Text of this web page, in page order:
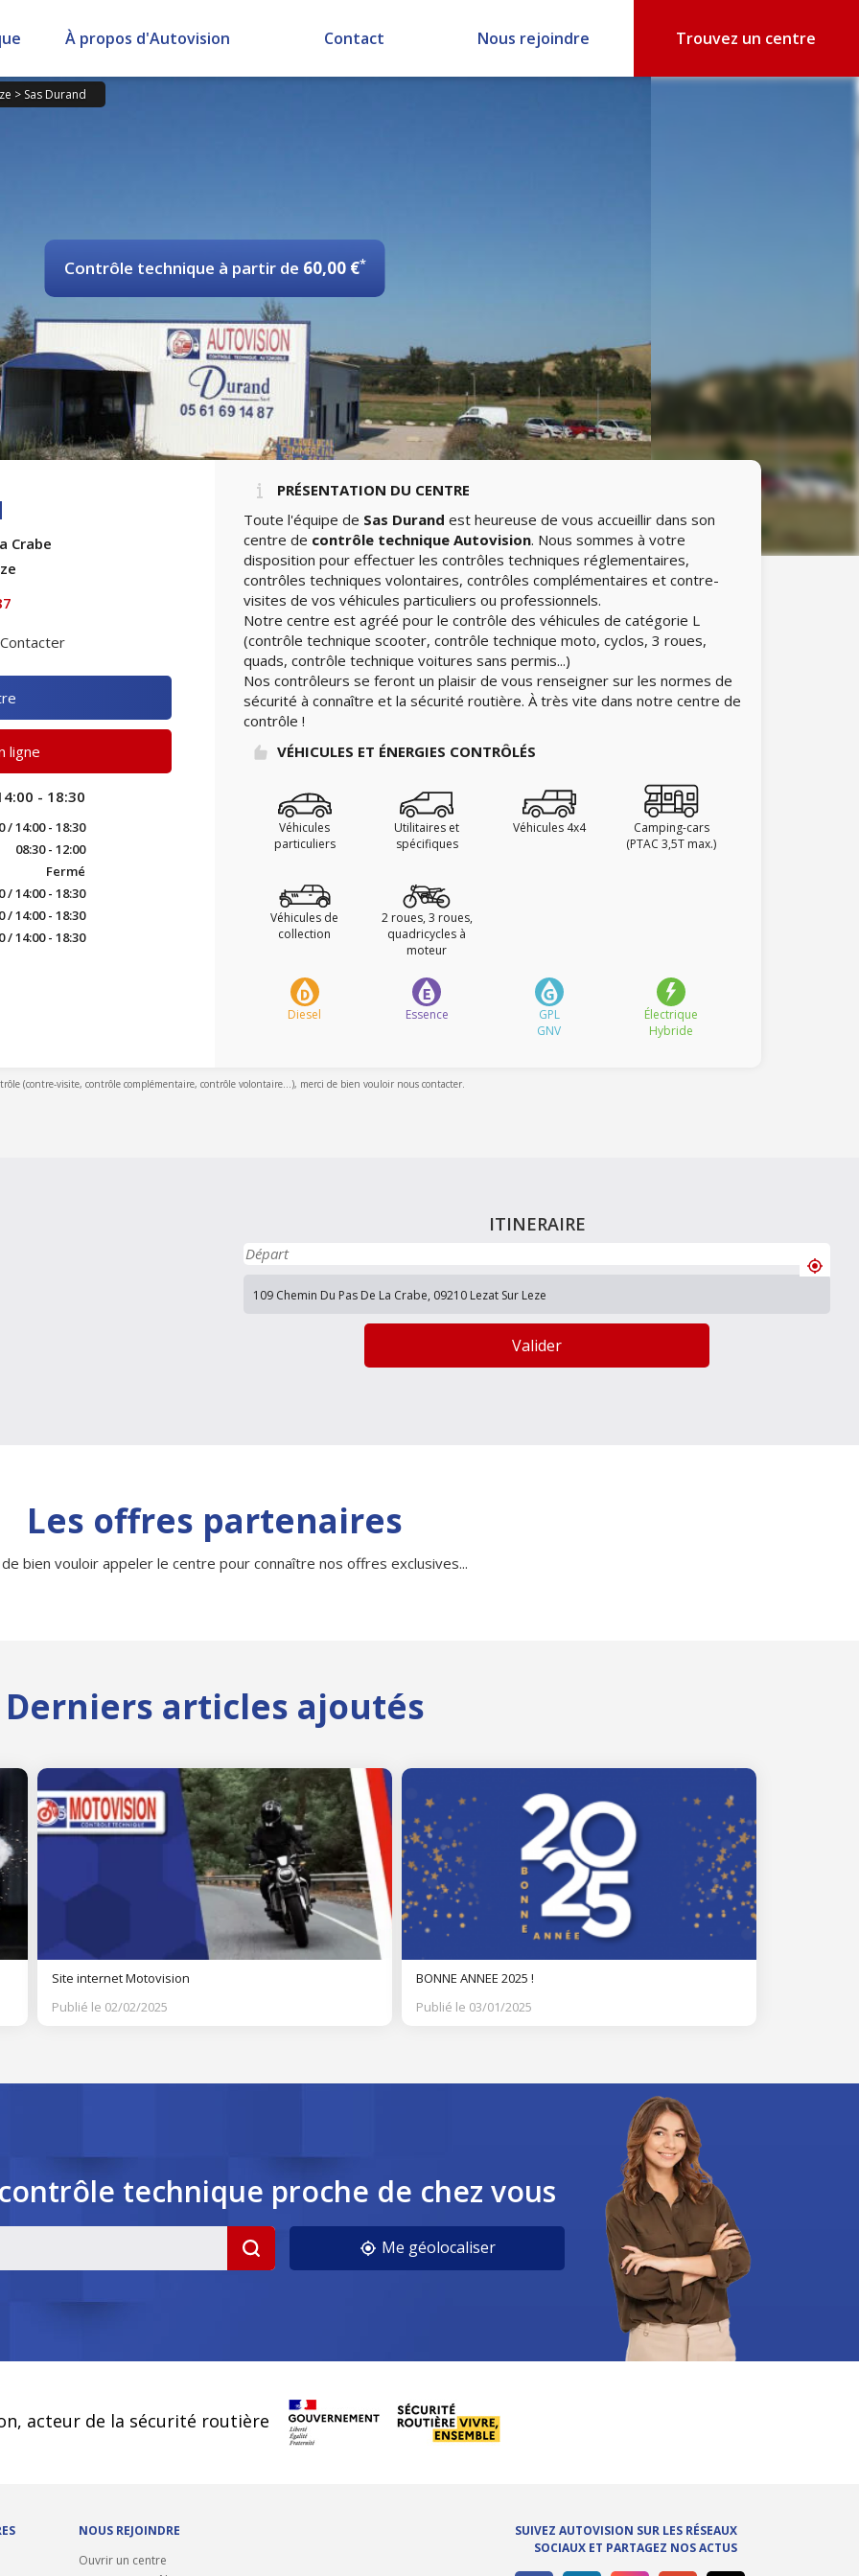
À propos d'Autovision Contact Nous rejoindre Trouvez un centre
> Sas Durand
Contrôle technique à partir de 60,00 €*
Crabe
Contacter
ligne
- 18:30
/ 14:00 - 18:30
08:30 - 12:00
Fermé
/ 14:00 - 18:30
/ 14:00 - 18:30
/ 14:00 - 18:30
PRÉSENTATION DU CENTRE
Toute l'équipe de Sas Durand est heureuse de vous accueillir dans son
centre de contrôle technique Autovision. Nous sommes à votre
disposition pour effectuer les contrôles techniques réglementaires,
contrôles techniques volontaires, contrôles complémentaires et contre-
visites de vos véhicules particuliers ou professionnels.
Notre centre est agréé pour le contrôle des véhicules de catégorie L
(contrôle technique scooter, contrôle technique moto, cyclos, 3 roues,
quads, contrôle technique voitures sans permis...)
Nos contrôleurs se feront un plaisir de vous renseigner sur les normes de
sécurité à connaître et la sécurité routière. À très vite dans notre centre de
contrôle !
VÉHICULES ET ÉNERGIES CONTRÔLÉS
Véhicules
particuliers
Utilitaires et
spécifiques
Véhicules 4x4
Camping-cars
(PTAC 3,5T max.)
Véhicules de
collection
2 roues, 3 roues,
quadricycles à
moteur
Diesel Essence
GPL
GNV
Électrique
Hybride
(contre-visite, contrôle complémentaire, contrôle volontaire...), merci de bien vouloir nous contacter.
ITINERAIRE
Valider
Les offres partenaires
bien vouloir appeler le centre pour connaître nos offres exclusives...
Derniers articles ajoutés
Site internet Motovision
Publié le 02/02/2025
BONNE ANNEE 2025 !
Publié le 03/01/2025
technique proche de chez vous
Me géolocaliser
acteur de la sécurité routière
NOUS REJOINDRE
Ouvrir un centre
SUIVEZ AUTOVISION SUR LES RÉSEAUX
SOCIAUX ET PARTAGEZ NOS ACTUS